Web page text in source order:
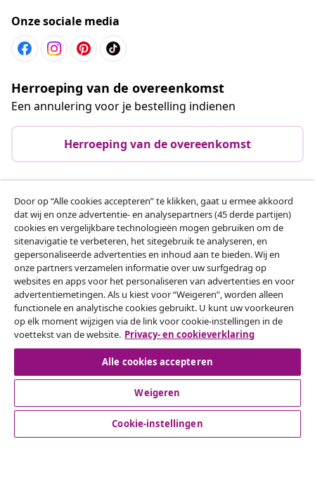
Onze sociale media
Herroeping van de overeenkomst
Een annulering voor je bestelling indienen
Herroeping van de overeenkomst
Klantenservice
Zakelijk
vidaXL
Ontdek meer
© 2008-2026 vidaXL www.vidaxl.nl is een website van vidaXL
Door op “Alle cookies accepteren” te klikken, gaat u ermee akkoord
dat wij en onze advertentie- en analysepartners (45 derde partijen)
cookies en vergelijkbare technologieën mogen gebruiken om de
sitenavigatie te verbeteren, het sitegebruik te analyseren, en
gepersonaliseerde advertenties en inhoud aan te bieden. Wij en
onze partners verzamelen informatie over uw surfgedrag op
websites en apps voor het personaliseren van advertenties en voor
advertentiemetingen. Als u kiest voor “Weigeren”, worden alleen
functionele en analytische cookies gebruikt. U kunt uw voorkeuren
op elk moment wijzigen via de link voor cookie-instellingen in de
voettekst van de website. Privacy- en cookieverklaring
Alle cookies accepteren
Weigeren
Cookie-instellingen